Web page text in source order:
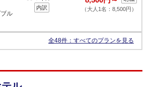
ブル
内訳 （大人1名：8,500円）
全48件： すべてのプランを見る